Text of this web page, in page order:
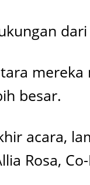
besar.
acara,
Rosa,